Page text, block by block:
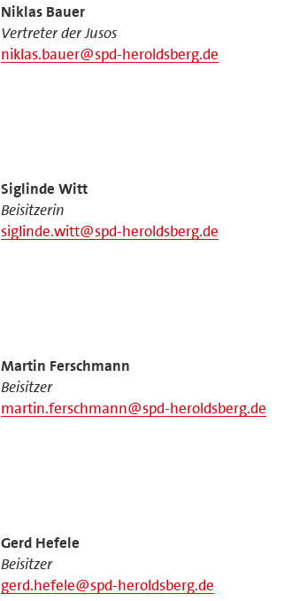
Niklas Bauer
Vertreter der Jusos
niklas.bauer@spd-heroldsberg.de
Siglinde Witt
Beisitzerin
siglinde.witt@spd-heroldsberg.de
Martin Ferschmann
Beisitzer
martin.ferschmann@spd-heroldsberg.de
Gerd Hefele
Beisitzer
gerd.hefele@spd-heroldsberg.de